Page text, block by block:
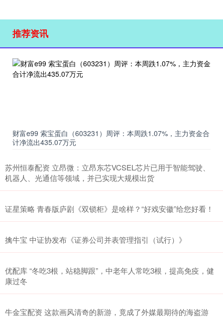
推荐资讯
财富e99 索宝蛋白（603231）周评：本周跌1.07%，主力资金合
计净流出435.07万元
苏州恒泰配资 立昂微：立昂东芯VCSEL芯片已用于智能驾驶、
机器人、光通信等领域，并已实现大规模出货
证星策略 青春版庐剧《双锁柜》是啥样？“好戏安徽”给您好看！
擒牛宝 中证协发布《证券公司并表管理指引（试行）》
优配库 “冬吃3根，站稳脚跟”，中老年人常吃3根，提高免疫，健
康过冬
牛金宝配资 这款画风清奇的新游，竟成了外媒最期待的海盗游